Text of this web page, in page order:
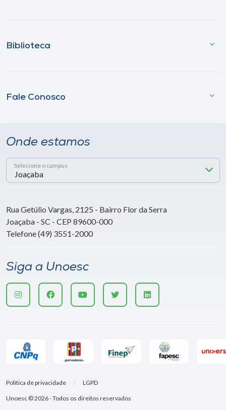
Biblioteca
Fale Conosco
Onde estamos
Selecione o campus
Rua Getúlio Vargas, 2125 - Bairro Flor da Serra
Joaçaba - SC - CEP 89600-000
Telefone (49) 3551-2000
Siga a Unoesc
Unoesc © 2026 - Todos os direitos reservados
Política de privacidade LGPD